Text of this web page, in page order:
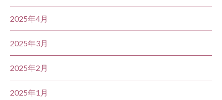
2025年4月
2025年3月
2025年2月
2025年1月